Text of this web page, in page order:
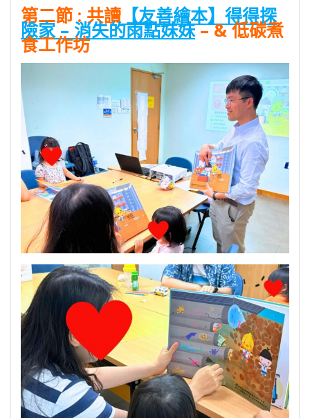
第二節:共讀 【友善繪本】得得探
險家 – 消失的雨點妹妹– & 低碳煮
食工作坊